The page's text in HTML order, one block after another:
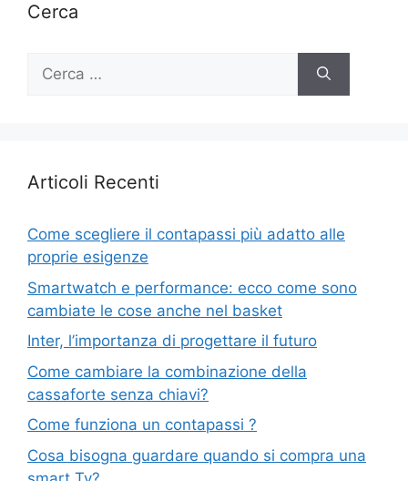
Cerca
Ricerca
Articoli Recenti
Come scegliere il contapassi più adatto alle
proprie esigenze
Smartwatch e performance: ecco come sono
cambiate le cose anche nel basket
Inter, l’importanza di progettare il futuro
Come cambiare la combinazione della
cassaforte senza chiavi?
Come funziona un contapassi ?
Cosa bisogna guardare quando si compra una